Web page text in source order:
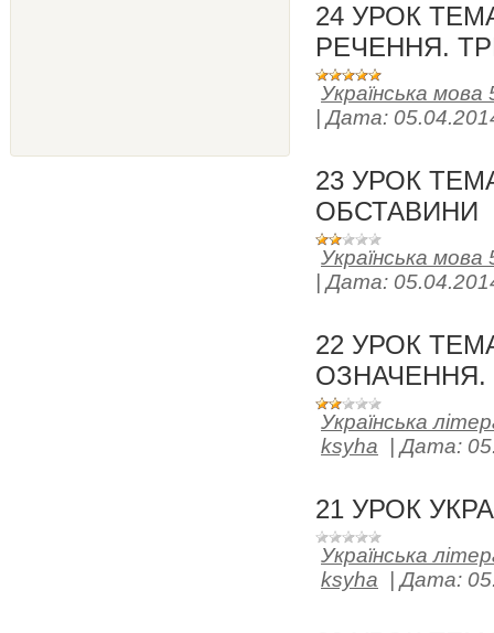
24 УРОК
РЕЧЕННЯ.
Українська мова
|Дата:
23 УРОК
ОБСТАВИНИ
Українська мова
|Дата:
22 УРОК
ОЗНАЧЕННЯ.
Українська
ksyha
|Дата:
21 УРОК
Українська
ksyha
|Дата: